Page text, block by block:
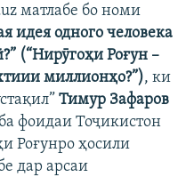
матлабе бо номи
идея одного человека
(“Нирӯгоҳи Роғун –
миллионҳо?”), ки
Тимур Зафаров
фоидаи Тоҷикистон
Роғунро ҳосили
дар арсаи